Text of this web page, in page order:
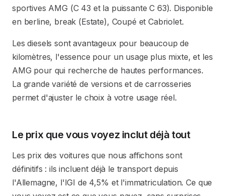
sportives AMG (C 43 et la puissante C 63). Disponible
en berline, break (Estate), Coupé et Cabriolet.
Les diesels sont avantageux pour beaucoup de
kilomètres, l'essence pour un usage plus mixte, et les
AMG pour qui recherche de hautes performances.
La grande variété de versions et de carrosseries
permet d'ajuster le choix à votre usage réel.
Le prix que vous voyez inclut déjà tout
Les prix des voitures que nous affichons sont
définitifs : ils incluent déjà le transport depuis
l'Allemagne, l'IGI de 4,5% et l'immatriculation. Ce que